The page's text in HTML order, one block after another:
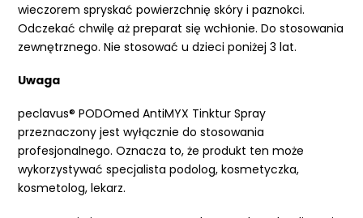
wieczorem spryskać powierzchnię skóry i paznokci.
Odczekać chwilę aż preparat się wchłonie. Do stosowania
zewnętrznego. Nie stosować u dzieci poniżej 3 lat.
Uwaga
peclavus® PODOmed AntiMYX Tinktur Spray
przeznaczony jest wyłącznie do stosowania
profesjonalnego. Oznacza to, że produkt ten może
wykorzystywać specjalista podolog, kosmetyczka,
kosmetolog, lekarz.